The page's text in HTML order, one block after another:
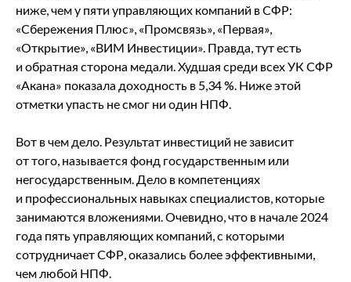
ниже, чем у пяти управляющих компаний в СФР:
«Сбережения Плюс», «Промсвязь», «Первая»,
«Открытие», «ВИМ Инвестиции». Правда, тут есть
и обратная сторона медали. Худшая среди всех УК СФР
«Акана» показала доходность в 5,34 %. Ниже этой
отметки упасть не смог ни один НПФ.
Вот в чем дело. Результат инвестиций не зависит
от того, называется фонд государственным или
негосударственным. Дело в компетенциях
и профессиональных навыках специалистов, которые
занимаются вложениями. Очевидно, что в начале 2024
года пять управляющих компаний, с которыми
сотрудничает СФР, оказались более эффективными,
чем любой НПФ.